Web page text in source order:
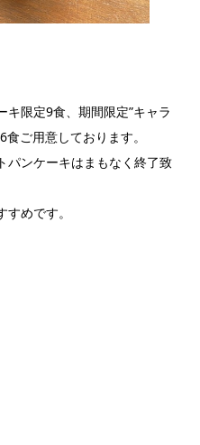
限定9食、期間限定”キャラ
ご用意しております。
パンケーキはまもなく終了致
めです。